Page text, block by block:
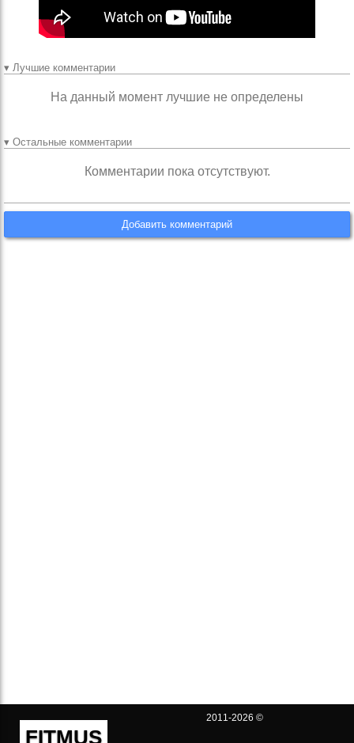
▾ Лучшие комментарии
На данный момент лучшие не определены
▾ Остальные комментарии
Комментарии пока отсутствуют.
Добавить комментарий
FITMUS
2011-2026 ©